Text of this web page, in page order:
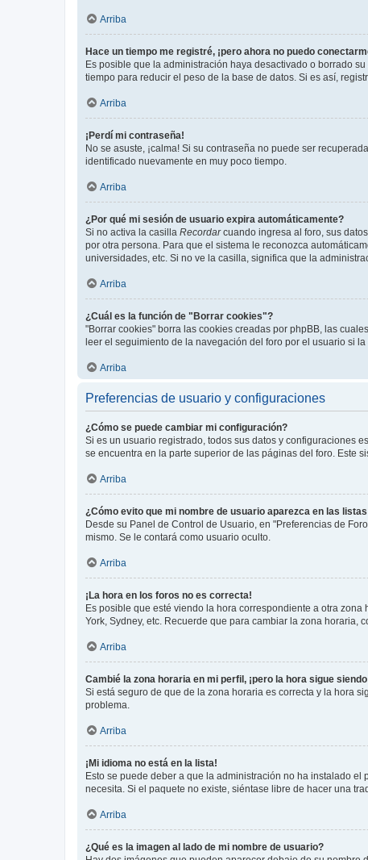
Arriba
Hace un tiempo me registré, ¡pero ahora no puedo
Es posible que la administración haya desactivado o borrado
tiempo para reducir el peso de la base de datos. Si es así,
Arriba
¡Perdí mi contraseña!
No se asuste, ¡calma! Si su contraseña no puede ser
identificado nuevamente en muy poco tiempo.
Arriba
¿Por qué mi sesión de usuario expira automáticamente?
Si no activa la casilla Recordarcuando ingresa al foro, sus
por otra persona. Para que el sistema le reconozca
universidades, etc. Si no ve la casilla, significa que la
Arriba
¿Cuál es la función de "Borrar cookies"?
"Borrar cookies" borra las cookies creadas por phpBB, las
leer el seguimiento de la navegación del foro por el usuario si
Arriba
Preferencias de usuario y configuraciones
¿Cómo se puede cambiar mi configuración?
Si es un usuario registrado, todos sus datos y configuraciones
se encuentra en la parte superior de las páginas del foro. Este
Arriba
¿Cómo evito que mi nombre de usuario aparezca en las
Desde su Panel de Control de Usuario, en "Preferencias de
mismo. Se le contará como usuario oculto.
Arriba
¡La hora en los foros no es correcta!
Es posible que esté viendo la hora correspondiente a otra
York, Sydney, etc. Recuerde que para cambiar la zona horaria,
Arriba
Cambié la zona horaria en mi perfil, ¡pero la hora sigue
Si está seguro de que de la zona horaria es correcta y la hora
problema.
Arriba
¡Mi idioma no está en la lista!
Esto se puede deber a que la administración no ha instalado
necesita. Si el paquete no existe, siéntase libre de hacer una
Arriba
¿Qué es la imagen al lado de mi nombre de usuario?